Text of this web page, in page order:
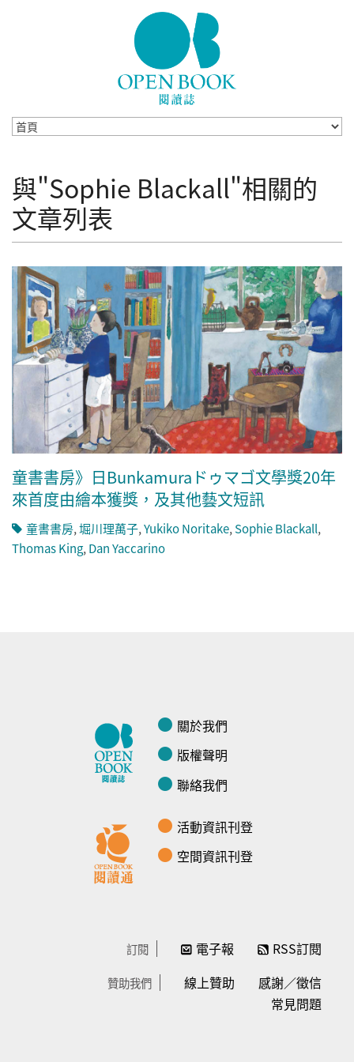
與"Sophie Blackall"相關的
文章列表
童書書房》日Bunkamuraドゥマゴ文學獎20年
來首度由繪本獲獎，及其他藝文短訊
童書書房,堀川理萬子,Yukiko Noritake,Sophie Blackall,
Thomas King,Dan Yaccarino
關於我們
版權聲明
聯絡我們
活動資訊刊登
空間資訊刊登
訂閱 電子報 RSS訂閱
贊助我們 線上贊助
感謝／徵信
常見問題